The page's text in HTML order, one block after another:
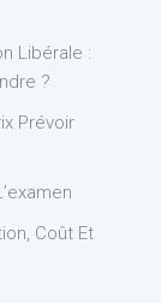
Libérale :
?
Prévoir
Coût Et